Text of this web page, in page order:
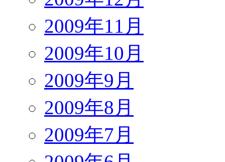
2009年11月
2009年10月
2009年9月
2009年8月
2009年7月